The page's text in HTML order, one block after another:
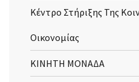
Κέντρο Στήριξης Της
Οικονομίας
ΚΙΝΗΤΗ ΜΟΝΑΔΑ